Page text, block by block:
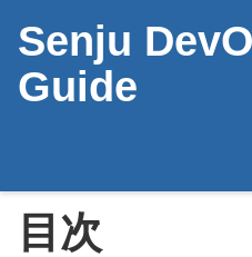
Senju
Guide
目次